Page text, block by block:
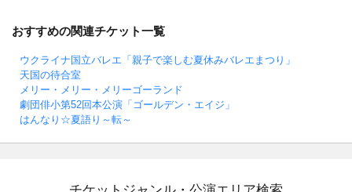
おすすめの関連チケット一覧
ウクライナ国立バレエ「親子で楽しむ夏休みバレエまつり」
天国の待合室
メリー・メリー・メリーゴーランド
劇団俳小第52回本公演「ゴールデン・エイジ」
はんなり☆夏語り～転～